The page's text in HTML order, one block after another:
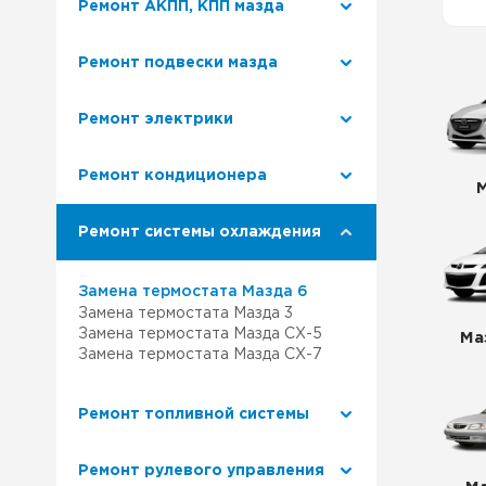
Ремонт АКПП, КПП мазда
Ремонт подвески мазда
Ремонт электрики
Ремонт кондиционера
Ремонт системы охлаждения
Замена термостата Мазда 6
Замена термостата Мазда 3
Замена термостата Мазда СХ-5
Замена термостата Мазда СХ-7
Ремонт топливной системы
Ремонт рулевого управления